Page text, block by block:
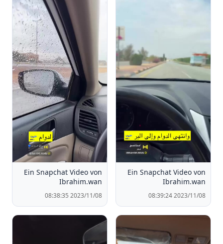
Ein Snapchat Video von
Ibrahim.wan
2023/11/08 08:39:24
Ein Snapchat Video von
Ibrahim.wan
2023/11/08 08:38:35